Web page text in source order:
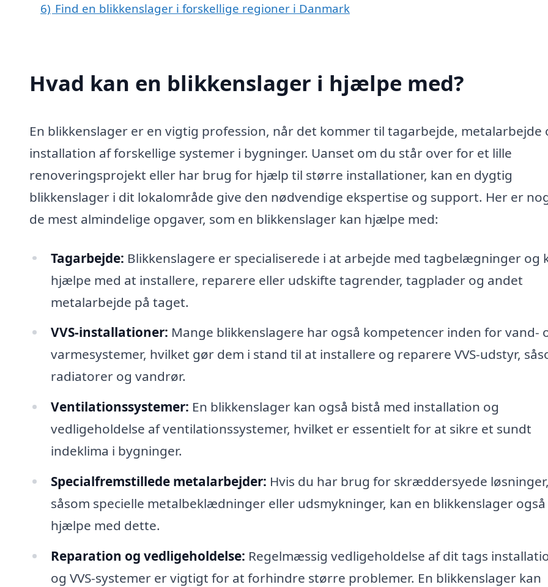
6) Find en blikkenslager i forskellige regioner i Danmark
Hvad kan en blikkenslager i hjælpe med?
En blikkenslager er en vigtig profession, når det kommer til tagarbejde, metalarbejde
installation af forskellige systemer i bygninger. Uanset om du står over for et lille
renoveringsprojekt eller har brug for hjælp til større installationer, kan en dygtig
blikkenslager i dit lokalområde give den nødvendige ekspertise og support. Her er
de mest almindelige opgaver, som en blikkenslager kan hjælpe med:
Tagarbejde: Blikkenslagere er specialiserede i at arbejde med tagbelægninger og
hjælpe med at installere, reparere eller udskifte tagrender, tagplader og andet
metalarbejde på taget.
VVS-installationer: Mange blikkenslagere har også kompetencer inden for vand-
varmesystemer, hvilket gør dem i stand til at installere og reparere VVS-udstyr,
radiatorer og vandrør.
Ventilationssystemer: En blikkenslager kan også bistå med installation og
vedligeholdelse af ventilationssystemer, hvilket er essentielt for at sikre et sundt
indeklima i bygninger.
Specialfremstillede metalarbejder: Hvis du har brug for skræddersyede løsninger,
såsom specielle metalbeklædninger eller udsmykninger, kan en blikkenslager også
hjælpe med dette.
Reparation og vedligeholdelse: Regelmæssig vedligeholdelse af dit tags
og VVS-systemer er vigtigt for at forhindre større problemer. En blikkenslager kan